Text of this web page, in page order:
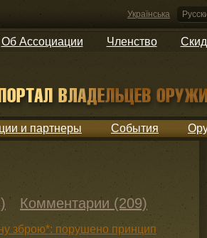
Українська
Об Ассоциации Членство
и партнеры События
Комментарии (209)
зброю*: порушено принцип